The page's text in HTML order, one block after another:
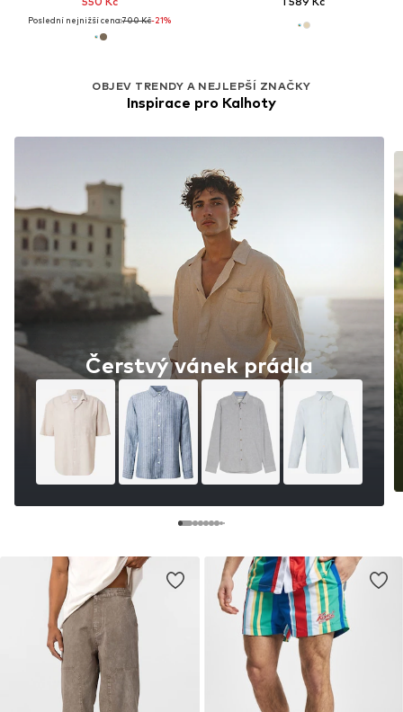
Poslední nejnižší cena:700 Kč-21%
OBJEV TRENDY A NEJLEPŠÍ ZNAČKY
Inspirace pro Kalhoty
Čerstvý vánek prádla